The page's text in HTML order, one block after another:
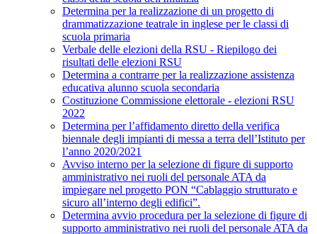
Determina per la realizzazione di un progetto di
drammatizzazione teatrale in inglese per le classi di
scuola primaria
Verbale delle elezioni della RSU - Riepilogo dei
risultati delle elezioni RSU
Determina a contrarre per la realizzazione assistenza
educativa alunno scuola secondaria
Costituzione Commissione elettorale - elezioni RSU
2022
Determina per l’affidamento diretto della verifica
biennale degli impianti di messa a terra dell’Istituto per
l’anno 2020/2021
Avviso interno per la selezione di figure di supporto
amministrativo nei ruoli del personale ATA da
impiegare nel progetto PON “Cablaggio strutturato e
sicuro all’interno degli edifici”.
Determina avvio procedura per la selezione di figure di
supporto amministrativo nei ruoli del personale ATA da